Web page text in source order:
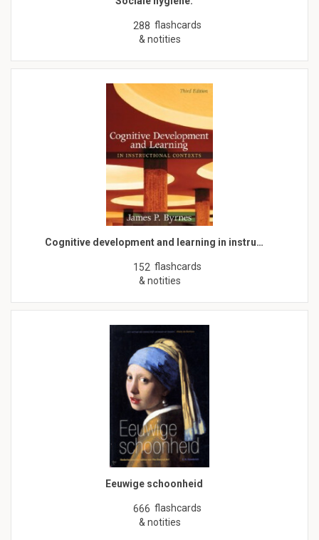
288 flashcards
& notities
Cognitive development and learning in instru…
152 flashcards
& notities
Eeuwige schoonheid
666 flashcards
& notities